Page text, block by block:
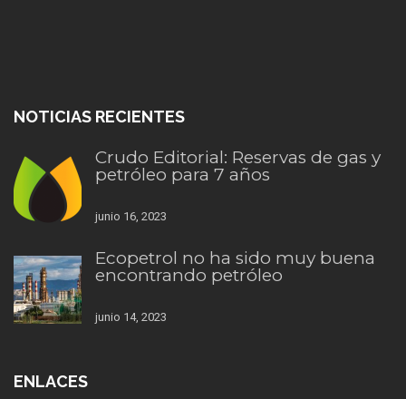
NOTICIAS RECIENTES
Crudo Editorial: Reservas de gas y
petróleo para 7 años
junio 16, 2023
Ecopetrol no ha sido muy buena
encontrando petróleo
junio 14, 2023
ENLACES